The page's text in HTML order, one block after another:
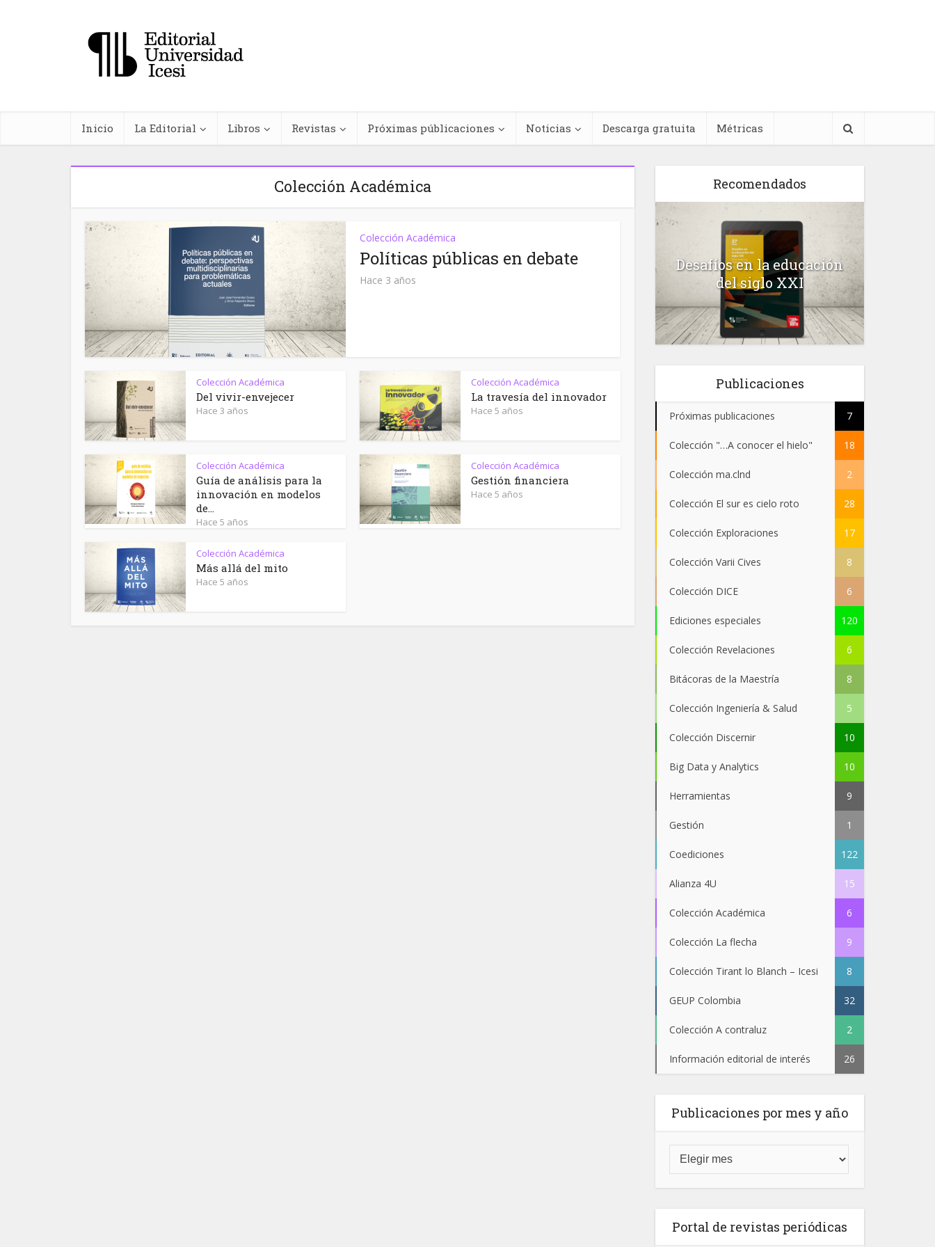
Inicio La Editorial Libros Revistas Próximas públicaciones Noticias Descarga gratuita Métricas
Colección Académica
Colección Académica
Políticas públicas en debate
Hace 3 años
Colección Académica
Del vivir-envejecer
Hace 3 años
Colección Académica
La travesía del innovador
Hace 5 años
Colección Académica
Guía de análisis para la
innovación en modelos
de...
Hace 5 años
Colección Académica
Gestión financiera
Hace 5 años
Colección Académica
Más allá del mito
Hace 5 años
Recomendados
Interacciones
farmacológicas entre
plantas medicinales y
medicamentos
movimientos contra el
Desafíos en la educación
del siglo XXI
Publicaciones
Próximas publicaciones 7
Colección "…A conocer el hielo" 18
Colección ma.clnd 2
Colección El sur es cielo roto 28
Colección Exploraciones 17
Colección Varii Cives 8
Colección DICE 6
Ediciones especiales 120
Colección Revelaciones 6
Bitácoras de la Maestría 8
Colección Ingeniería & Salud 5
Colección Discernir 10
Big Data y Analytics 10
Herramientas 9
Gestión 1
Coediciones 122
Alianza 4U 15
Colección Académica 6
Colección La flecha 9
Colección Tirant lo Blanch – Icesi 8
GEUP Colombia 32
Colección A contraluz 2
Información editorial de interés 26
Publicaciones por mes y año
Portal de revistas periódicas